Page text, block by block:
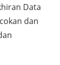
Data
dan